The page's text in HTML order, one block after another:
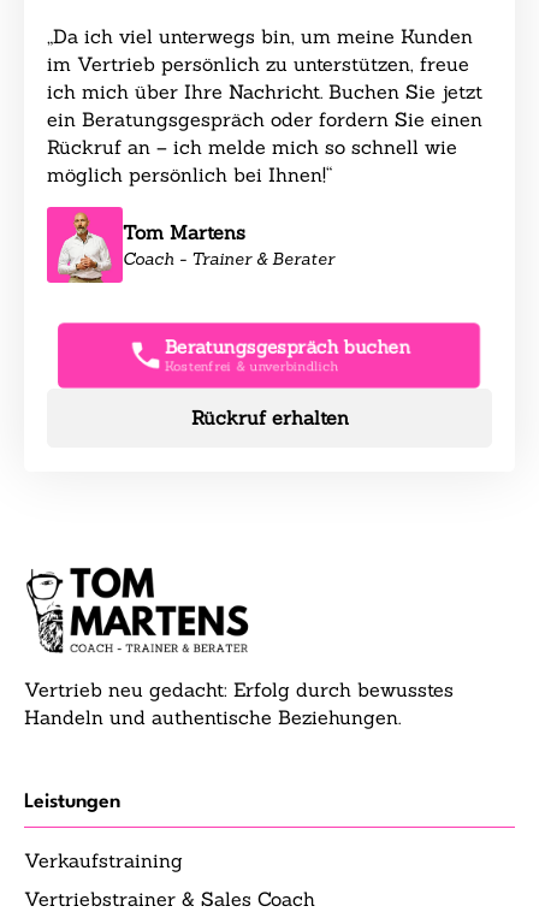
„Da ich viel unterwegs bin, um meine Kunden
im Vertrieb persönlich zu unterstützen, freue
ich mich über Ihre Nachricht. Buchen Sie jetzt
ein Beratungsgespräch oder fordern Sie einen
Rückruf an – ich melde mich so schnell wie
möglich persönlich bei Ihnen!“
Tom Martens
Coach - Trainer & Berater
Beratungsgespräch buchen
Kostenfrei & unverbindlich
Rückruf erhalten
Vertrieb neu gedacht: Erfolg durch bewusstes
Handeln und authentische Beziehungen.
Leistungen
Verkaufstraining
Vertriebstrainer & Sales Coach